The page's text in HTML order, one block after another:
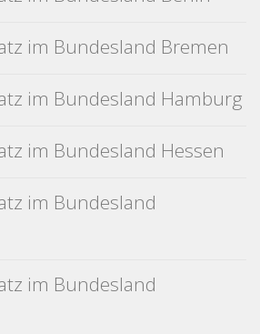
im Bundesland Bremen
im Bundesland Hamburg
im Bundesland Hessen
im Bundesland
im Bundesland